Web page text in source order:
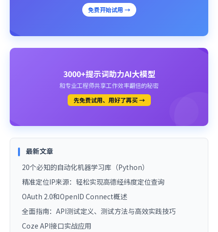
免费开始试用 →
3000+提示词助力AI大模型
和专业工程师共享工作效率翻倍的秘密
先免费试用、用好了再买 →
最新文章
20个必知的自动化机器学习库（Python）
精准定位IP来源：轻松实现高德经纬度定位查询
OAuth 2.0和OpenID Connect概述
全面指南：API测试定义、测试方法与高效实践技巧
Coze API接口实战应用